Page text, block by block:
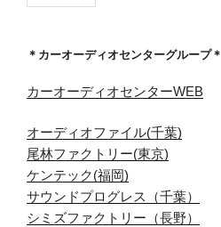
＊カーオーディオセンターグループ＊
カーオーディオセンターWEB
オーディオファイル(千葉)
尾林ファクトリー(東京)
ケンテック(福岡)
サウンドプログレス（千葉）
シミズファクトリー（長野）